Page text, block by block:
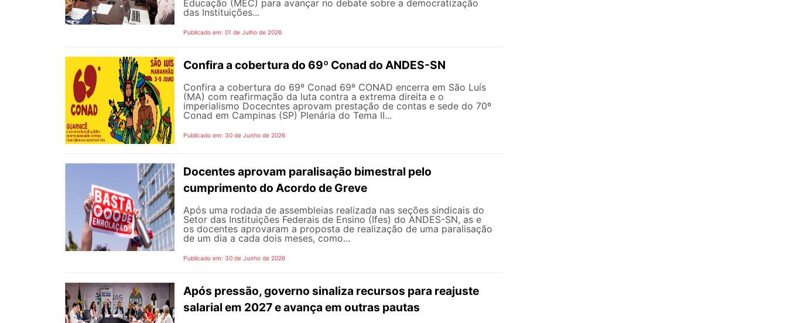
Educação (MEC) para avançar no debate sobre a democratização
das Instituições...
Publicado em: 01 de Julho de 2026
Confira a cobertura do 69º Conad do ANDES-SN
Confira a cobertura do 69º Conad 69º CONAD encerra em São Luís
(MA) com reafirmação da luta contra a extrema direita e o
imperialismo Docecntes aprovam prestação de contas e sede do 70º
Conad em Campinas (SP) Plenária do Tema II...
Publicado em: 30 de Junho de 2026
Docentes aprovam paralisação bimestral pelo
cumprimento do Acordo de Greve
Após uma rodada de assembleias realizada nas seções sindicais do
Setor das Instituições Federais de Ensino (Ifes) do ANDES-SN, as e
os docentes aprovaram a proposta de realização de uma paralisação
de um dia a cada dois meses, como...
Publicado em: 30 de Junho de 2026
Após pressão, governo sinaliza recursos para reajuste
salarial em 2027 e avança em outras pautas